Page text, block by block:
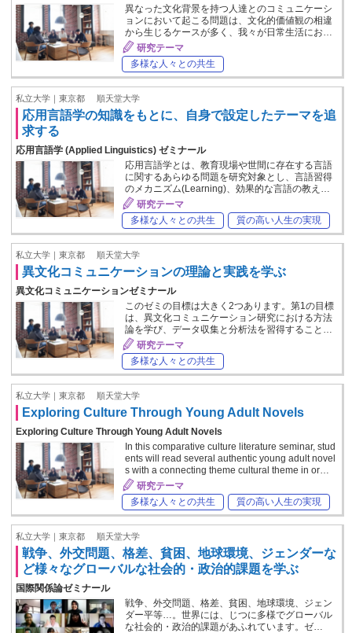
異なった文化背景を持つ人達とのコミュニケーシ
ョンにおいて起こる問題は、文化的価値観の相違
から生じるケースが多く、我々が日常生活にお…
研究テーマ
多様な人々との共生
私立大学｜東京都 順天堂大学
応用言語学の知識をもとに、自身で設定したテーマを追
求する
応用言語学 (Applied Linguistics) ゼミナール
応用言語学とは、教育現場や世間に存在する言語
に関するあらゆる問題を研究対象とし、言語習得
のメカニズム(Learning)、効果的な言語の教え…
研究テーマ
多様な人々との共生
質の高い人生の実現
私立大学｜東京都 順天堂大学
異文化コミュニケーションの理論と実践を学ぶ
異文化コミュニケーションゼミナール
このゼミの目標は大きく2つあります。第1の目標
は、異文化コミュニケーション研究における方法
論を学び、データ収集と分析法を習得すること…
研究テーマ
多様な人々との共生
私立大学｜東京都 順天堂大学
Exploring Culture Through Young Adult Novels
Exploring Culture Through Young Adult Novels
In this comparative culture literature seminar, stud
ents will read several authentic young adult novel
s with a connecting theme cultural theme in or…
研究テーマ
多様な人々との共生
質の高い人生の実現
私立大学｜東京都 順天堂大学
戦争、外交問題、格差、貧困、地球環境、ジェンダーな
ど様々なグローバルな社会的・政治的課題を学ぶ
国際関係論ゼミナール
戦争、外交問題、格差、貧困、地球環境、ジェン
ダー平等…。世界には、じつに多様でグローバル
な社会的・政治的課題があふれています。ゼ…